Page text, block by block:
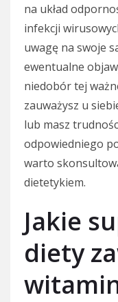
na układ
infekcji
uwagę na swoje
ewentualne
niedobór tej
zauważysz u
lub masz
odpowiedniego
warto
dietetykiem.
Jakie
diety